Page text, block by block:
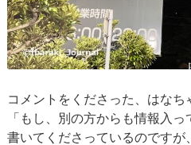
コメントをくださった、はなち
「もし、別の方からも情報入
書いてくださっているのですが